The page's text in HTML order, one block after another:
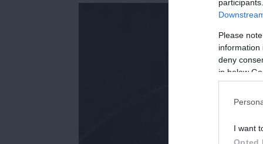
Please
information
deny
in below
I want
Opted